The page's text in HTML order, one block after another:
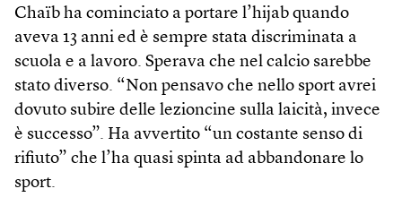
Chaïb ha cominciato a portare l’hijab quando
aveva 13 anni ed è sempre stata discriminata a
scuola e a lavoro. Sperava che nel calcio sarebbe
stato diverso. “Non pensavo che nello sport avrei
dovuto subire delle lezioncine sulla laicità, invece
è successo”. Ha avvertito “un costante senso di
rifiuto” che l’ha quasi spinta ad abbandonare lo
sport.